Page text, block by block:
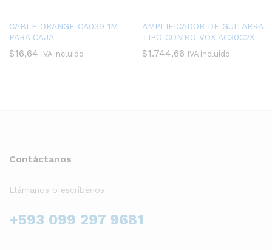
CABLE ORANGE CA039 1M
PARA CAJA
$16,64 IVA incluido
AMPLIFICADOR DE GUITARRA
TIPO COMBO VOX AC30C2X
$1.744,66 IVA incluido
Contáctanos
Llámanos o escríbenos
+593 099 297 9681